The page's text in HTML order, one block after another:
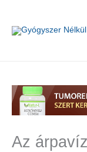
content
Az